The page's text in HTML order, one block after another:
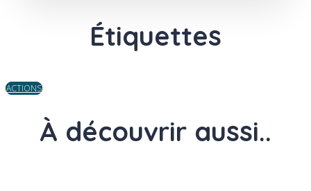
Étiquettes
ACTIONS
À découvrir aussi..